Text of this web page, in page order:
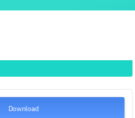
Download